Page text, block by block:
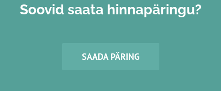
Soovid saata hinnapäringu?
SAADA PÄRING